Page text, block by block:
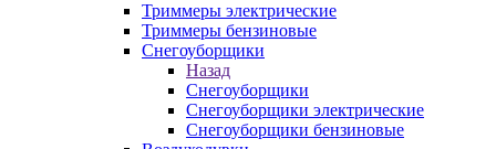
Триммеры электрические
Триммеры бензиновые
Снегоуборщики
Назад
Снегоуборщики
Снегоуборщики электрические
Снегоуборщики бензиновые